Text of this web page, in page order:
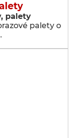
palety
palety o